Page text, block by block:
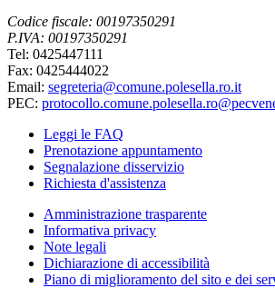
Codice fiscale: 00197350291
P.IVA: 00197350291
Tel: 0425447111
Fax: 0425444022
Email: segreteria@comune.polesella.ro.it
PEC:
Leggi le FAQ
Prenotazione appuntamento
Segnalazione disservizio
Richiesta d'assistenza
Amministrazione trasparente
Informativa privacy
Note legali
Dichiarazione di accessibilità
Piano di miglioramento del sito e dei